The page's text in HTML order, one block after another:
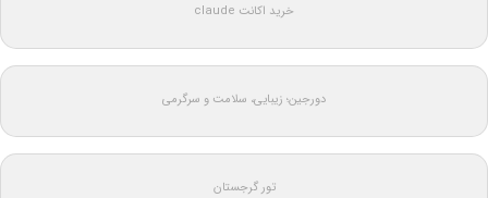
خرید اکانت claude
دورجین؛ زیبایی، سلامت و سرگرمی
تور گرجستان